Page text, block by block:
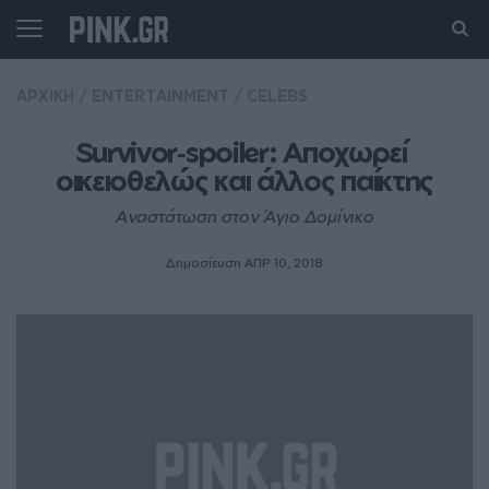
Survivor‑spoiler: Αποχωρεί
οικειοθελώς και άλλος παίκτης
Αναστάτωση στον Άγιο Δομίνικο
Δημοσίευση ΑΠΡ 10, 2018